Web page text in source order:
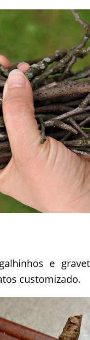
e
customizado.